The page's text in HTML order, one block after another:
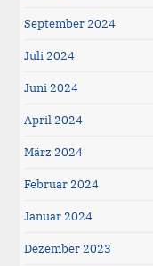
September 2024
Juli 2024
Juni 2024
April 2024
März 2024
Februar 2024
Januar 2024
Dezember 2023